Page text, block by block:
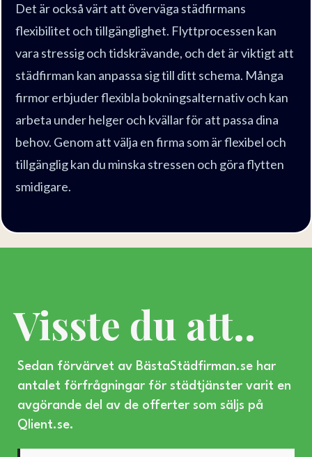
Det är också värt att överväga städfirmans
flexibilitet och tillgänglighet. Flyttprocessen kan
vara stressig och tidskrävande, och det är viktigt att
städfirman kan anpassa sig till ditt schema. Många
firmor erbjuder flexibla bokningsalternativ och kan
arbeta under helger och kvällar för att passa dina
behov. Genom att välja en firma som är flexibel och
tillgänglig kan du minska stressen och göra flytten
smidigare.
Visste du att..
Sedan förvärvet av BästaStädfirman.se har
antalet förfrågningar för städtjänster varit en
avgörande del av de offerter som säljs på
Qlient.se.